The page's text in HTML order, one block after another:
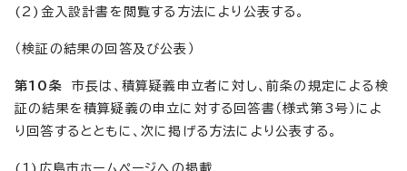
(2)金入設計書を閲覧する方法により公表する。
（検証の結果の回答及び公表）
第10条 市長は、積算疑義申立者に対し、前条の規定による検
証の結果を積算疑義の申立に対する回答書（様式第3号）によ
り回答するとともに、次に掲げる方法により公表する。
(1)広島市ホームページへの掲載